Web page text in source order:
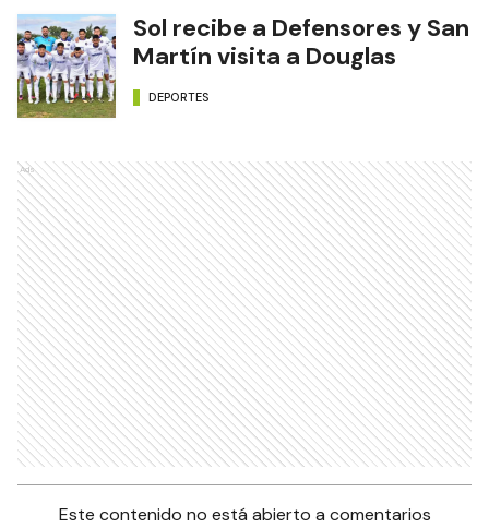
Sol recibe a Defensores y San
Martín visita a Douglas
DEPORTES
Ads
Este contenido no está abierto a comentarios